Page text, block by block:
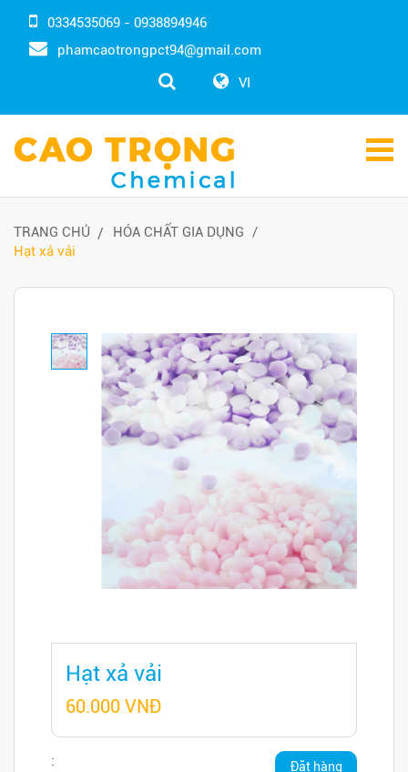
0334535069 - 0938894946
phamcaotrongpct94@gmail.com
VI
TRANG CHỦ
HÓA CHẤT GIA DỤNG
Hạt xả vải
Hạt xả vải
60.000 VNĐ
Đặt hàng
: